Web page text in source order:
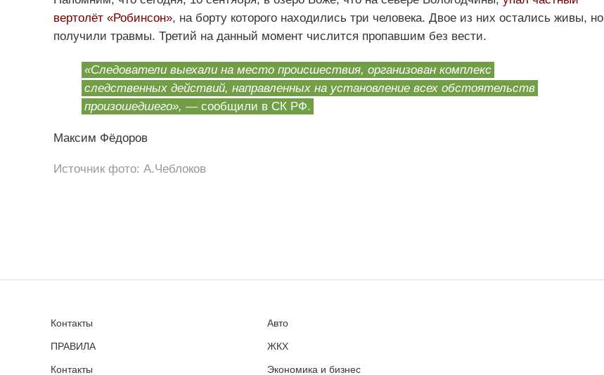
вертолёт «Робинсон», на борту которого находились три человека. Двое из них остались живы, но
получили травмы. Третий на данный момент числится пропавшим без вести.
«Следователи выехали на место происшествия, организован комплекс
следственных действий, направленных на установление всех обстоятельств
произошедшего», — сообщили в СК РФ.
Максим Фёдоров
Источник фото: А.Чеблоков
Контакты
ПРАВИЛА
Контакты
Авто
ЖКХ
Экономика и бизнес